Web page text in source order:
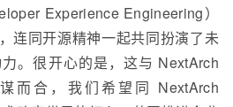
Experience Engineering）
连同开源精神一起共同扮演了未
。很开心的是，这与 NextArch
而合，我们希望同 NextArch